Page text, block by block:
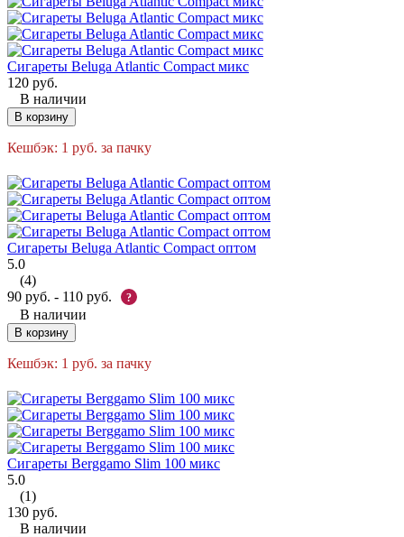
Сигареты Beluga Atlantic Compact микс
120 руб.
В наличии
В корзину
Кешбэк: 1 руб. за пачку
Сигареты Beluga Atlantic Compact оптом
5.0
(4)
90 руб. - 110 руб. ?
В наличии
В корзину
Кешбэк: 1 руб. за пачку
Сигареты Berggamo Slim 100 микс
5.0
(1)
130 руб.
В наличии